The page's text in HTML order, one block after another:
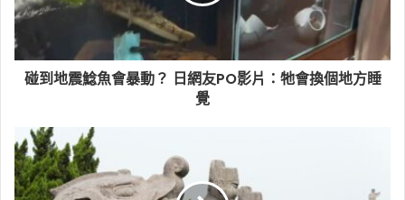
碰到地震鯰魚會暴動？ 日網友PO影片：牠會換個地方睡
覺